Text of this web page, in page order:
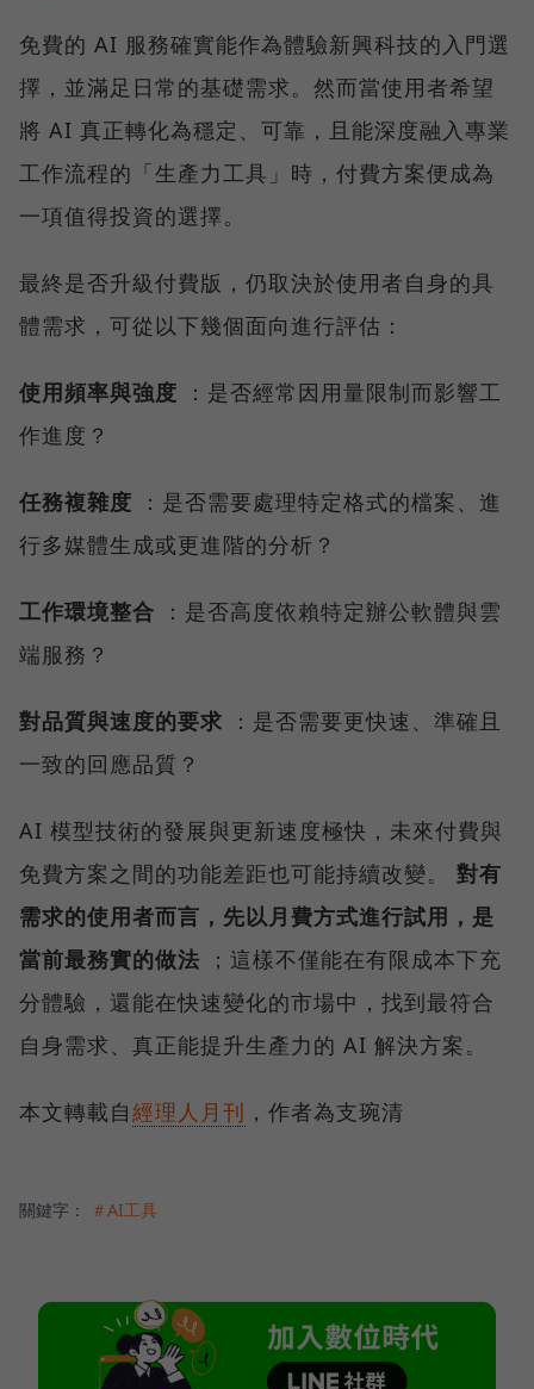
免費的 AI 服務確實能作為體驗新興科技的入門選
擇，並滿足日常的基礎需求。然而當使用者希望
將 AI 真正轉化為穩定、可靠，且能深度融入專業
工作流程的「生產力工具」時，付費方案便成為
一項值得投資的選擇。
最終是否升級付費版，仍取決於使用者自身的具
體需求，可從以下幾個面向進行評估：
使用頻率與強度 ：是否經常因用量限制而影響工
作進度？
任務複雜度 ：是否需要處理特定格式的檔案、進
行多媒體生成或更進階的分析？
工作環境整合 ：是否高度依賴特定辦公軟體與雲
端服務？
對品質與速度的要求 ：是否需要更快速、準確且
一致的回應品質？
AI 模型技術的發展與更新速度極快，未來付費與
免費方案之間的功能差距也可能持續改變。 對有
需求的使用者而言，先以月費方式進行試用，是
當前最務實的做法 ；這樣不僅能在有限成本下充
分體驗，還能在快速變化的市場中，找到最符合
自身需求、真正能提升生產力的 AI 解決方案。
本文轉載自經理人月刊 ，作者為支琬清
關鍵字： ＃AI工具